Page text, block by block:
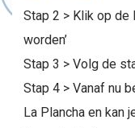
Stap 2 > Klik op de
worden’
Stap 3 > Volg de
Stap 4 > Vanaf nu
La Plancha en kan